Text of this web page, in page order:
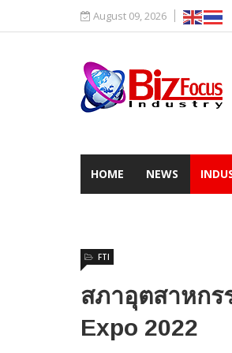
August 09, 2026
HOME NEWS
สภาอุตสาหก
Expo 2022
FTI